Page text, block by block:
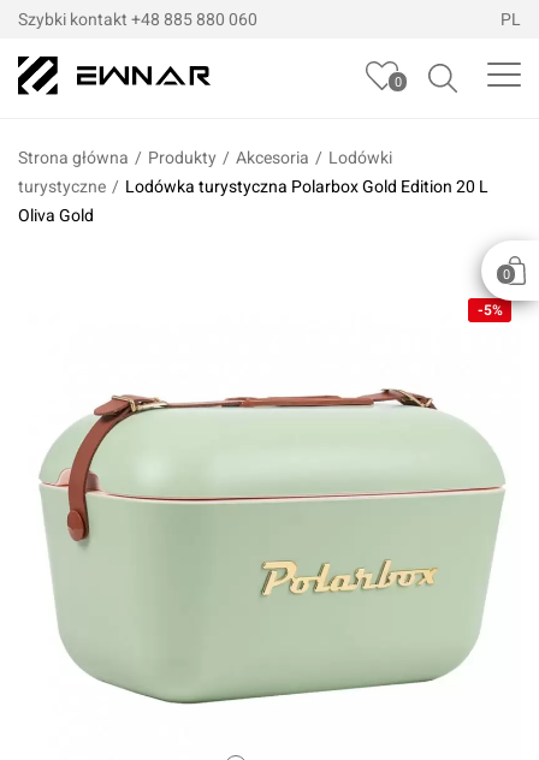
Szybki kontakt +48 885 880 060 PL
0
0
Strona główna / Produkty / Akcesoria / Lodówki
turystyczne / Lodówka turystyczna Polarbox Gold Edition 20 L
Oliva Gold
-5%